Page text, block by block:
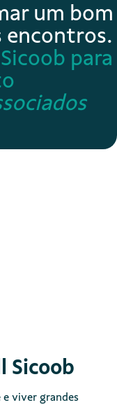
um bom
encontros.
para
Sicoob
e viver grandes